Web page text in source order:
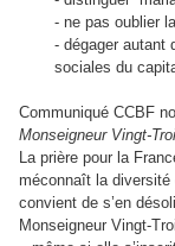
- ne pas oublier
- dégager autant
sociales du
Communiqué CCBF
Monseigneur Vingt-
La prière pour la
méconnaît la
convient de s’en
Monseigneur Vingt-